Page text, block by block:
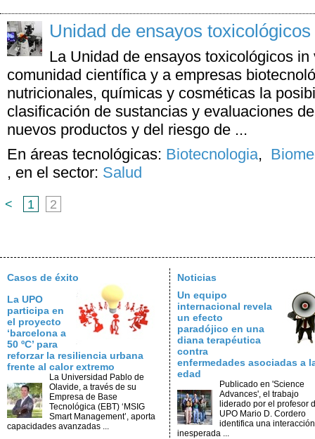
Unidad de ensayos
La Unidad de ensayos toxicológicos in
comunidad científica y a empresas
nutricionales, químicas y cosméticas la
clasificación de sustancias y evaluaciones
nuevos productos y del riesgo de ...
En áreas tecnológicas: Biotecnologia,
, en el sector: Salud
< 1 2
Casos de éxito
La UPO
participa en
el proyecto
‘barcelona a
50 ºC’ para
reforzar la resiliencia urbana
frente al calor extremo
La Universidad Pablo de
Olavide, a través de su
Empresa de Base
Tecnológica (EBT) ‘MSIG
Smart Management’, aporta
capacidades avanzadas ...
Noticias
Un equipo
internacional revela
un efecto
paradójico en una
diana terapéutica
contra
enfermedades asociadas a
edad
Publicado en 'Science
Advances', el trabajo
liderado por el profesor
UPO Mario D. Cordero
identifica una interacción
inesperada ...